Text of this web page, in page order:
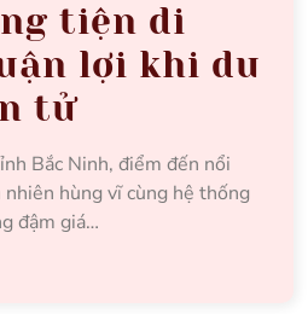
tiện di
lợi khi du
tử
Bắc Ninh, điểm đến nổi
hùng vĩ cùng hệ thống
đậm giá…